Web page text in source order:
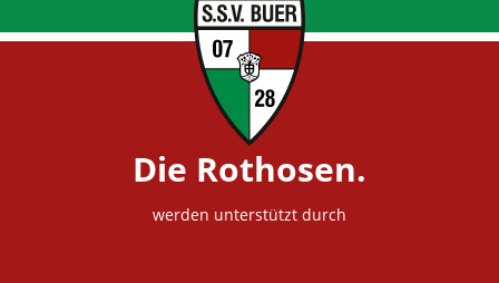
Die Rothosen.
werden unterstützt durch